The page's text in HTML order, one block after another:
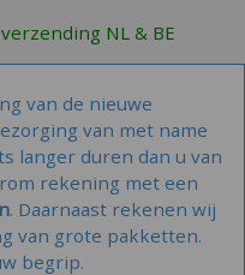
NL & BE
van de nieuwe
van met name
langer duren dan u van
rekening met een
. Daarnaast rekenen wij
van grote pakketten.
begrip.